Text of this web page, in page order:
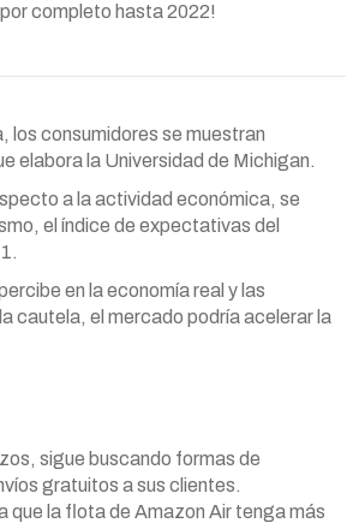
completo hasta 2022!
los consumidores se muestran
elabora la Universidad de Michigan.
a la actividad económica, se
el índice de expectativas del
en la economía real y las
cautela, el mercado podría acelerar la
sigue buscando formas de
gratuitos a sus clientes.
que la flota de Amazon Air tenga más